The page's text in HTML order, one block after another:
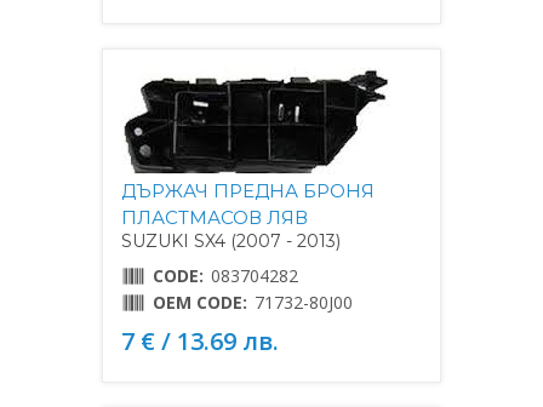
ДЪРЖАЧ ПРЕДНА БРОНЯ
ПЛАСТМАСОВ ЛЯВ
SUZUKI SX4 (2007 - 2013)
CODE: 083704282
OEM CODE: 71732-80J00
7 € / 13.69 лв.